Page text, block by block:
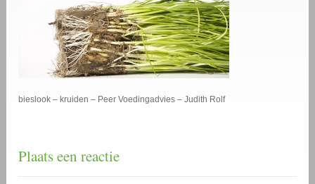
bieslook – kruiden – Peer Voedingadvies – Judith Rolf
Plaats een reactie